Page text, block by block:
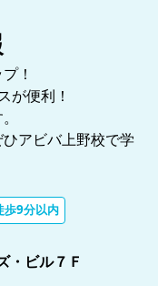
！
が便利！
アビバ上野校で学
歩9分以内
・ビル７Ｆ